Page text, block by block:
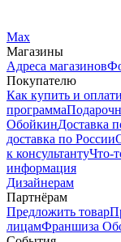
Max
Магазины
Адреса магазинов
Покупателю
Как купить и
программа
ОбойкинДоставка
доставка по России
к консультантуЧто-
информация
Дизайнерам
Партнёрам
Предложить товар
лицамФраншиза